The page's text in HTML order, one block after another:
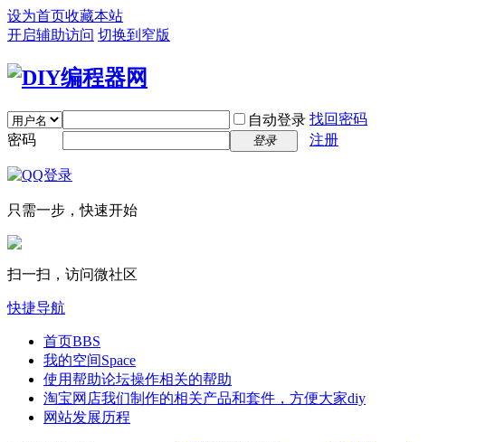
设为首页收藏本站
开启辅助访问 切换到窄版
自动登录 找回密码
密码
登录 注册
只需一步，快速开始
扫一扫，访问微社区
快捷导航
首页BBS
我的空间Space
使用帮助论坛操作相关的帮助
淘宝网店我们制作的相关产品和套件，方便大家diy
网站发展历程